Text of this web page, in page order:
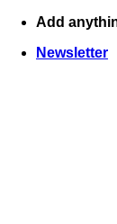
Skip
content
Add
Newsletter